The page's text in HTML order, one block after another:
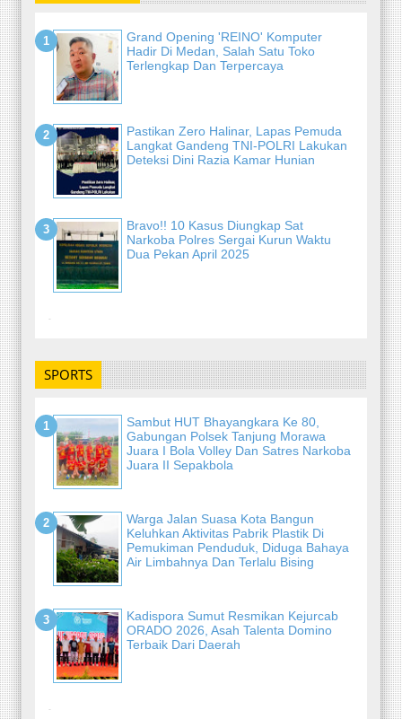
Grand Opening 'REINO' Komputer
Hadir Di Medan, Salah Satu Toko
Terlengkap Dan Terpercaya
Pastikan Zero Halinar, Lapas Pemuda
Langkat Gandeng TNI-POLRI Lakukan
Deteksi Dini Razia Kamar Hunian
Bravo!! 10 Kasus Diungkap Sat
Narkoba Polres Sergai Kurun Waktu
Dua Pekan April 2025
-
SPORTS
Sambut HUT Bhayangkara Ke 80,
Gabungan Polsek Tanjung Morawa
Juara I Bola Volley Dan Satres Narkoba
Juara II Sepakbola
Warga Jalan Suasa Kota Bangun
Keluhkan Aktivitas Pabrik Plastik Di
Pemukiman Penduduk, Diduga Bahaya
Air Limbahnya Dan Terlalu Bising
Kadispora Sumut Resmikan Kejurcab
ORADO 2026, Asah Talenta Domino
Terbaik Dari Daerah
-